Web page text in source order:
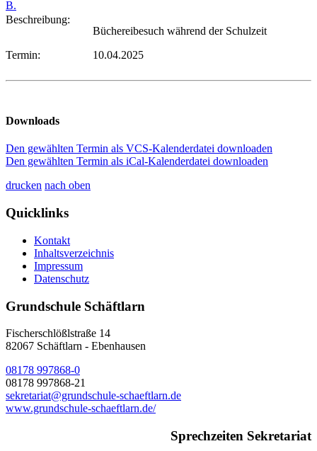
B.
Beschreibung:
Büchereibesuch während der Schulzeit
Termin:
10.04.2025
Downloads
Den gewählten Termin als VCS-Kalenderdatei downloaden
Den gewählten Termin als iCal-Kalenderdatei downloaden
drucken nach oben
Quicklinks
Kontakt
Inhaltsverzeichnis
Impressum
Datenschutz
Grundschule Schäftlarn
Fischerschlößlstraße 14
82067 Schäftlarn - Ebenhausen
08178 997868-0
08178 997868-21
sekretariat@grundschule-schaeftlarn.de
www.grundschule-schaeftlarn.de/
Sprechzeiten Sekretariat